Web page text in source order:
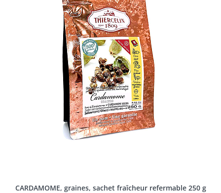
CARDAMOME, graines, sachet fraîcheur refermable 250 g